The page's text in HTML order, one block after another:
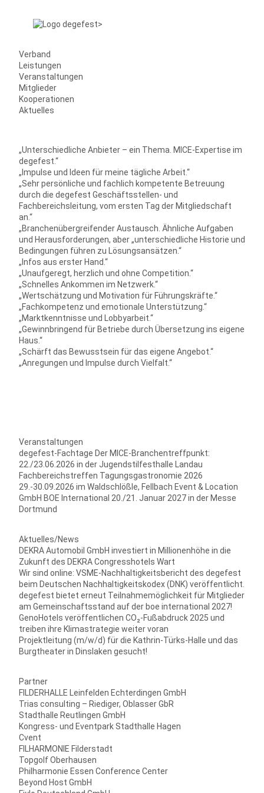
Verband
Leistungen
Veranstaltungen
Mitglieder
Kooperationen
Aktuelles
„Unterschiedliche Anbieter – ein Thema. MICE-Expertise im
degefest.“
„Impulse und Ideen für meine tägliche Arbeit.“
„Sehr persönliche und fachlich kompetente Betreuung
durch die degefest Geschäftsstellen- und
Fachbereichsleitung, vom ersten Tag der Mitgliedschaft
an.“
„Branchenübergreifender Austausch. Ähnliche Aufgaben
und Herausforderungen, aber „unterschiedliche Historie und
Bedingungen führen zu Lösungsansätzen.“
„Infos aus erster Hand.“
„Unaufgeregt, herzlich und ohne Competition.“
„Schnelles Ankommen im Netzwerk.“
„Wertschätzung und Motivation für Führungskräfte.“
„Fachkompetenz und emotionale Unterstützung.“
„Marktkenntnisse und Lobbyarbeit.“
„Gewinnbringend für Betriebe durch Übersetzung ins eigene
Haus.“
„Schärft das Bewusstsein für das eigene Angebot.“
„Anregungen und Impulse durch Vielfalt.“
Veranstaltungen
degefest-Fachtage Der MICE-Branchentreffpunkt:
22./23.06.2026 in der Jugendstilfesthalle Landau
Fachbereichstreffen Tagungsgastronomie 2026
29.-30.09.2026 im Waldschlößle, Fellbach Event & Location
GmbH BOE International 20./21. Januar 2027 in der Messe
Dortmund
Aktuelles/News
DEKRA Automobil GmbH investiert in Millionenhöhe in die
Zukunft des DEKRA Congresshotels Wart
Wir sind online: VSME-Nachhaltigkeitsbericht des degefest
beim Deutschen Nachhaltigkeitskodex (DNK) veröffentlicht.
degefest bietet erneut Teilnahmemöglichkeit für Mitglieder
am Gemeinschaftsstand auf der boe international 2027!
GenoHotels veröffentlichen CO₂-Fußabdruck 2025 und
treiben ihre Klimastrategie weiter voran
Projektleitung (m/w/d) für die Kathrin-Türks-Halle und das
Burgtheater in Dinslaken gesucht!
Partner
FILDERHALLE Leinfelden Echterdingen GmbH
Trias consulting – Riediger, Oblasser GbR
Stadthalle Reutlingen GmbH
Kongress- und Eventpark Stadthalle Hagen
Cvent
FILHARMONIE Filderstadt
Topgolf Oberhausen
Philharmonie Essen Conference Center
Beyond Host GmbH